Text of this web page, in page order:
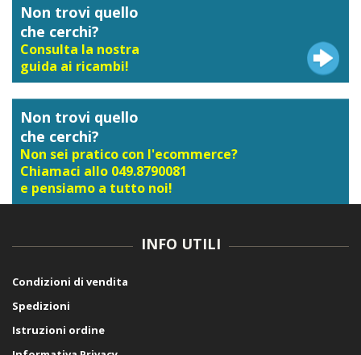
Non trovi quello
che cerchi?
Consulta la nostra
guida ai ricambi!
Non trovi quello
che cerchi?
Non sei pratico con l'ecommerce?
Chiamaci allo 049.8790081
e pensiamo a tutto noi!
INFO UTILI
Condizioni di vendita
Spedizioni
Istruzioni ordine